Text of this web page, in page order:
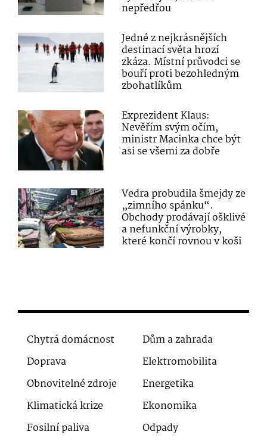
nepředřou
Jedné z nejkrásnějších
destinací světa hrozí
zkáza. Místní průvodci se
bouří proti bezohledným
zbohatlíkům
Exprezident Klaus:
Nevěřím svým očím,
ministr Macinka chce být
asi se všemi za dobře
Vedra probudila šmejdy ze
„zimního spánku“.
Obchody prodávají ošklivé
a nefunkční výrobky,
které končí rovnou v koši
Chytrá domácnost
Dům a zahrada
Doprava
Elektromobilita
Obnovitelné zdroje
Energetika
Klimatická krize
Ekonomika
Fosilní paliva
Odpady